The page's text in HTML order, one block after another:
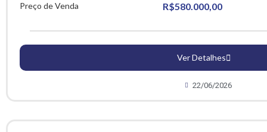
Preço de Venda R$580.000,00
Ver Detalhes
22/06/2026